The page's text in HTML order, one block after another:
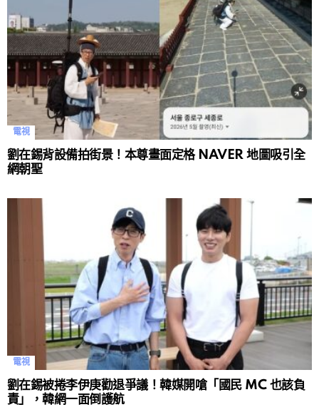
電視
劉在錫背設備拍街景！本尊畫面定格 NAVER 地圖吸引全
網朝聖
電視
劉在錫被捲李伊庚勸退爭議！韓媒開嗆「國民 MC 也該負
責」，韓網一面倒護航